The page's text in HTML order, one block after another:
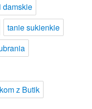
damskie
tanie sukienkie
z Butik